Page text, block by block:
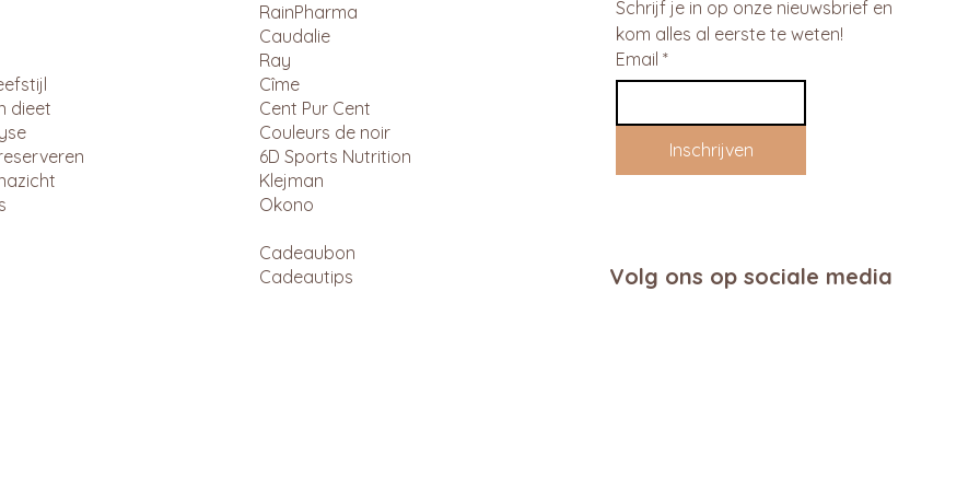
dieet
RainPharma
Caudalie
Ray
Cîme
Cent Pur Cent
Couleurs de noir
6D Sports Nutrition
Klejman
Okono
Cadeaubon
Cadeautips
Schrijf je in op onze nieuwsbrief en
kom alles al eerste te weten!
Email *
Inschrijven
Volg ons op sociale media